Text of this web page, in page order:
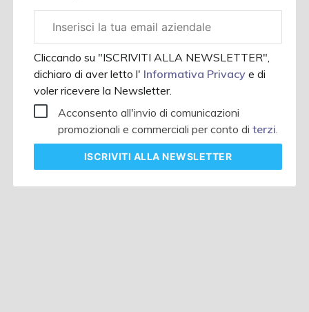
aziendale
Cliccando su "ISCRIVITI ALLA NEWSLETTER",
dichiaro di aver letto l' Informativa Privacye di
voler ricevere la Newsletter.
Acconsento all'invio di comunicazioni
promozionali e commerciali per conto diterzi.
ISCRIVITI ALLA NEWSLETTER